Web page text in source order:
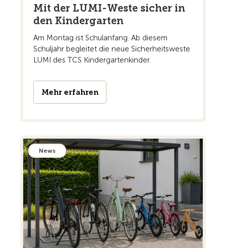
Mit der LUMI-Weste sicher in
den Kindergarten
Am Montag ist Schulanfang. Ab diesem
Schuljahr begleitet die neue Sicherheitsweste
LUMI des TCS Kindergartenkinder.
Mehr erfahren
News